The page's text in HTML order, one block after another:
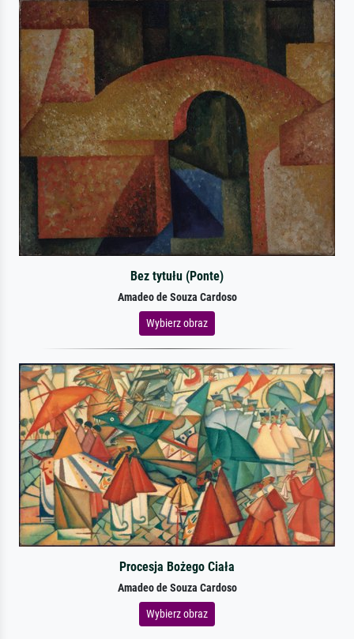
Bez tytułu (Ponte)
Amadeo de Souza Cardoso
Wybierz obraz
Procesja Bożego Ciała
Amadeo de Souza Cardoso
Wybierz obraz